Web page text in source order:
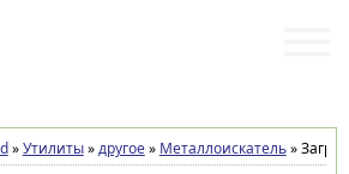
»Утилиты»другое» Металлоискатель»